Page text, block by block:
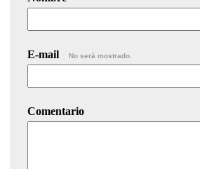
E-mail No será mostrado.
Comentario